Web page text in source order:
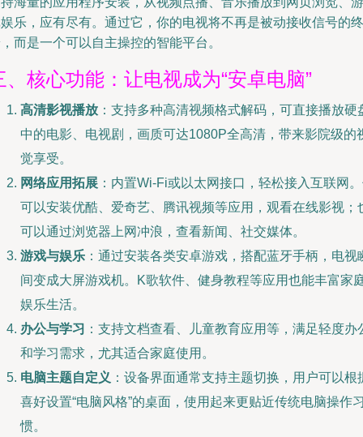
乐，应有尽有。通过它，你的电视将不再是被动接收信号的终
而是一个可以自主操控的智能平台。
、核心功能：让电视成为“安卓电脑”
高清影视播放 ：支持多种高清视频格式解码，可直接播放硬
中的电影、电视剧，画质可达1080P全高清，带来影院级的
觉享受。
网络应用拓展 ：内置Wi-Fi或以太网接口，轻松接入互联网
可以安装优酷、爱奇艺、腾讯视频等应用，观看在线影视；
可以通过浏览器上网冲浪，查看新闻、社交媒体。
游戏与娱乐 ：通过安装各类安卓游戏，搭配蓝牙手柄，电视
间变成大屏游戏机。K歌软件、健身教程等应用也能丰富家
娱乐生活。
办公与学习 ：支持文档查看、儿童教育应用等，满足轻度办
和学习需求，尤其适合家庭使用。
电脑主题自定义 ：设备界面通常支持主题切换，用户可以根
喜好设置“电脑风格”的桌面，使用起来更贴近传统电脑操作
惯。